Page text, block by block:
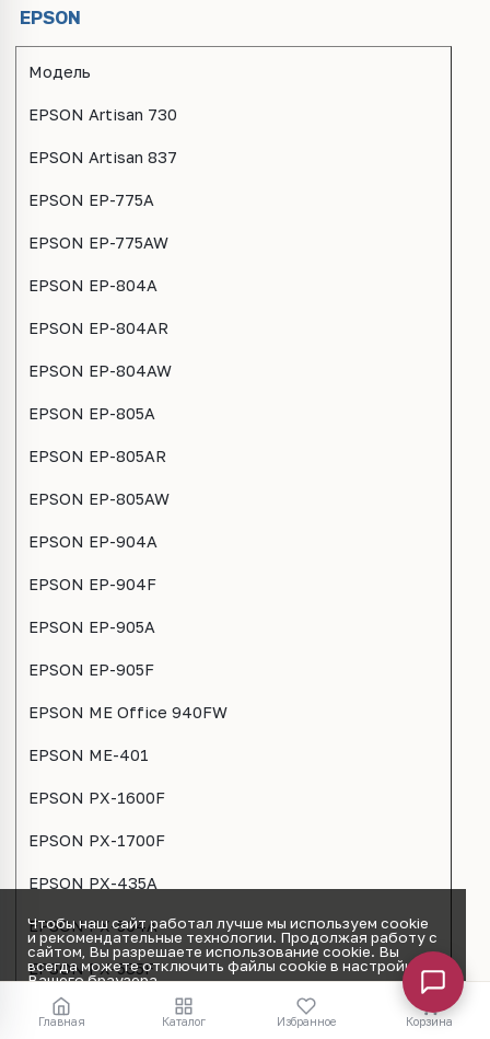
EPSON
Модель
EPSON Artisan 730
EPSON Artisan 837
EPSON EP-775A
EPSON EP-775AW
EPSON EP-804A
EPSON EP-804AR
EPSON EP-804AW
EPSON EP-805A
EPSON EP-805AR
EPSON EP-805AW
EPSON EP-904A
EPSON EP-904F
EPSON EP-905A
EPSON EP-905F
EPSON ME Office 940FW
EPSON ME-401
EPSON PX-1600F
EPSON PX-1700F
EPSON PX-435A
EPSON PX-504A
EPSON PX-535F
EPSON PX-605F
Главная Каталог Избранное Корзина
Чтобы наш сайт работал лучше мы используем cookie
и рекомендательные технологии. Продолжая работу с
сайтом, Вы разрешаете использование cookie. Вы
всегда можете отключить файлы cookie в настройках
Вашего браузера.
Принять